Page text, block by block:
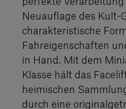
Neuauflage des Kult-
charakteristische
Fahreigenschaften
in Hand. Mit dem
Klasse hält das
heimischen
durch eine